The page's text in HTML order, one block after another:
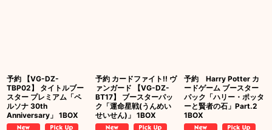
予約 【VG-DZ-
TBP02】 タイトルブー
スター プレミアム「ペ
ルソナ 30th
Anniversary」 1BOX
予約 カードファイト!! ヴ
ァンガード 【VG-DZ-
BT17】 ブースターパッ
ク「運命星戦(うんめい
せいせん)」 1BOX
予約 Harry Potter カ
ードゲーム ブースター
パック「ハリー・ポッタ
ーと賢者の石」Part.2
1BOX